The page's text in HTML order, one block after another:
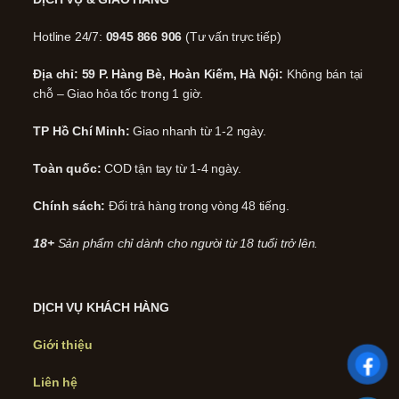
Hotline 24/7: 0945 866 906 (Tư vấn trực tiếp)
Địa chỉ: 59 P. Hàng Bè, Hoàn Kiếm, Hà Nội: Không bán tại
chỗ – Giao hỏa tốc trong 1 giờ.
TP Hồ Chí Minh: Giao nhanh từ 1-2 ngày.
Toàn quốc: COD tận tay từ 1-4 ngày.
Chính sách: Đổi trả hàng trong vòng 48 tiếng.
18+ Sản phẩm chỉ dành cho người từ 18 tuổi trở lên.
DỊCH VỤ KHÁCH HÀNG
Giới thiệu
Liên hệ